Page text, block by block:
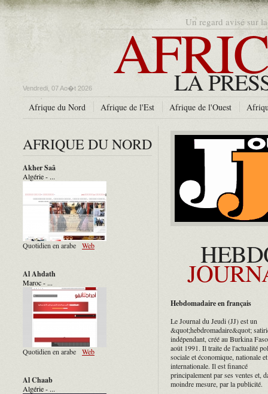
Un regard avisé sur
LA
Vendredi, 07 Ao�t 2026
Afrique du Nord Afrique de l'Est Afrique de l'Ouest
AFRIQUE DU NORD
Akher Saâ
Algérie - ...
Quotidien en arabe Web
Al Ahdath
Maroc - ...
Quotidien en arabe Web
Al Chaab
Algérie - ...
Hebdomadaire en français
Le Journal du Jeudi (JJ) est un
&quot;hebdromadaire&quot;
indépendant, créé au Burkina
août 1991. Il traite de l'actualité
sociale et économique, nationale et
internationale. Il est financé
principalement par ses ventes et,
moindre mesure, par la publicité.